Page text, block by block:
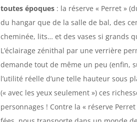
toutes époques : la réserve « Perret »
du hangar que de la salle de bal, des
cheminée, lits… et des vases si grands
L’éclairage zénithal par une verrière
demande tout de même un peu (enfin,
l’utilité réelle d’une telle hauteur sous
(« avec les yeux seulement ») ces
personnages ! Contre la « réserve